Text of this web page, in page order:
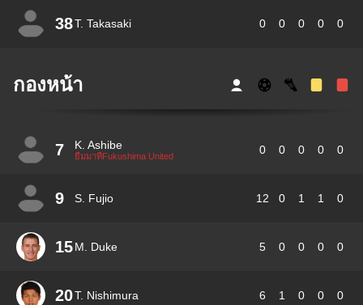
38T. Takasaki 0 0 0 0 0
กองหน้า
7 K. Ashibe
ยืมมาที่Fukushima United 0 0 0 0 0
9 S. Fujio 12 0 1 1 0
15M. Duke 5 0 0 0 0
20T. Nishimura 6 1 0 0 0